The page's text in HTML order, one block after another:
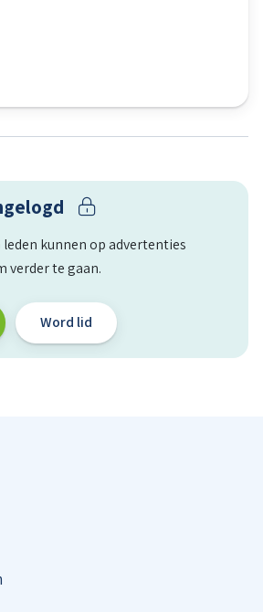
leden kunnen op advertenties
verder te gaan.
Word lid